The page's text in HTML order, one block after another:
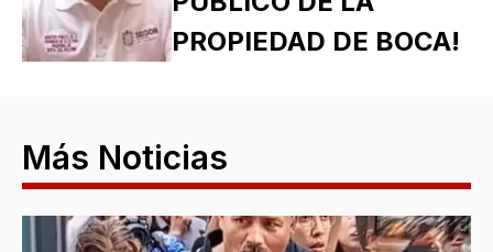
PROPIEDAD DE BOCA!
Más Noticias